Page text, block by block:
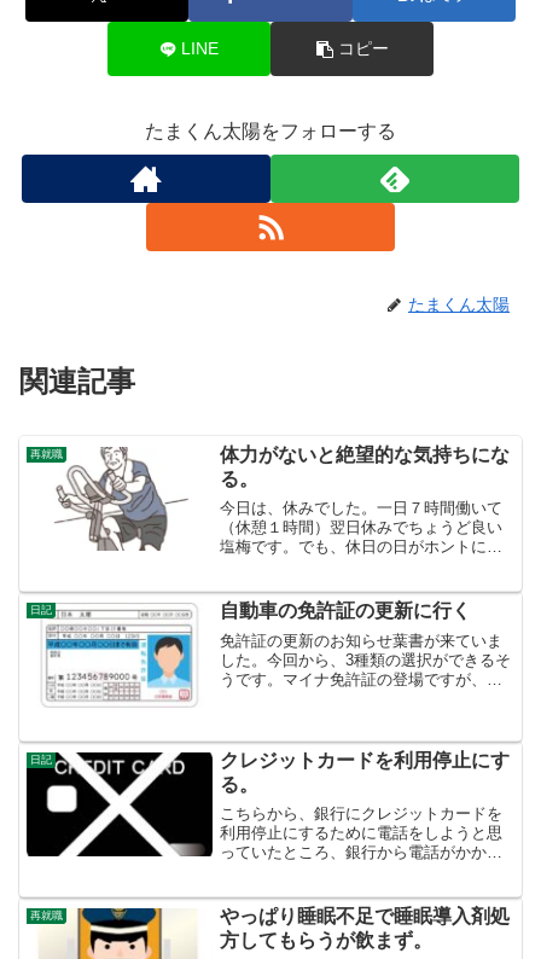
LINE コピー
たまくん太陽をフォローする
たまくん太陽
関連記事
再就職
体力がないと絶望的な気持ちにな
る。
今日は、休みでした。一日７時間働いて
（休憩１時間）翌日休みでちょうど良い
塩梅です。でも、休日の日がホントに休
があります。この調子で行くと、仕事を
やり続けて行けるのか、たい...
日記 自動車の免許証の更新に行く
免許証の更新のお知らせ葉書が来ていま
した。今回から、3種類の選択ができるそ
うです。マイナ免許証の登場ですが、い
バーカード１枚で一本化...
日記
クレジットカードを利用停止にす
る。
こちらから、銀行にクレジットカードを
利用停止にするために電話をしようと思
っていたところ、銀行から電話がかかっ
利用されたカードは、利用停止になるシ
ョートメッセージのリンク...
再就職
やっぱり睡眠不足で睡眠導入剤処
方してもらうが飲まず。